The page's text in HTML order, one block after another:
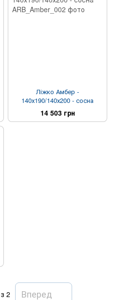
Ліжко Амбер -
140х190/140х200 - сосна
14 503 грн
з 2 Вперед